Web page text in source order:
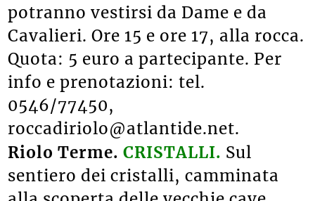
potranno vestirsi da Dame e da
Cavalieri. Ore 15 e ore 17, alla rocca.
Quota: 5 euro a partecipante. Per
info e prenotazioni: tel.
0546/77450,
roccadiriolo@atlantide.net.
Riolo Terme. CRISTALLI. Sul
sentiero dei cristalli, camminata